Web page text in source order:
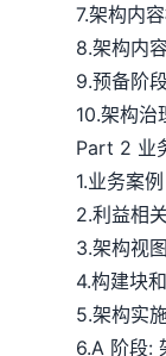
7.架构内容
8.架构内容
9.预备阶
10.架构治
Part 2 业
1.业务案例
2.利益相关
3.架构视图
4.构建块和
5.架构实施
6.A 阶段: